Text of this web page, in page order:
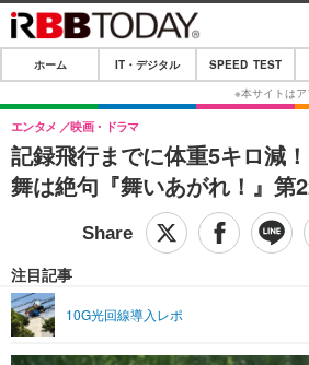
ホーム
IT・デジタル
IT・デジタルTOP
ショッピング
SPEED TEST
エンタメTOP
ライフTOP
リリース一覧
プッシュ通知の停止方法
ホーム IT・デジタル SPEED TEST
記録飛行までに体重5キロ減
舞は絶句『舞いあがれ！』第
エンタメ 映画・ドラマ
注目記事
10G光回線導入レポ